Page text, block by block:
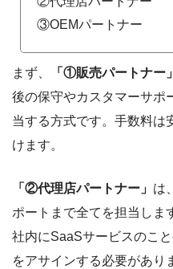
③OEMパートナー
まず、 「①販売パートナー」
後の保守やカスタマーサポ
当する方式です。手数料は
けます。
「②代理店パートナー」 は
ポートまで全てを担当しま
社内にSaaSサービスのこ
をアサインする必要があり